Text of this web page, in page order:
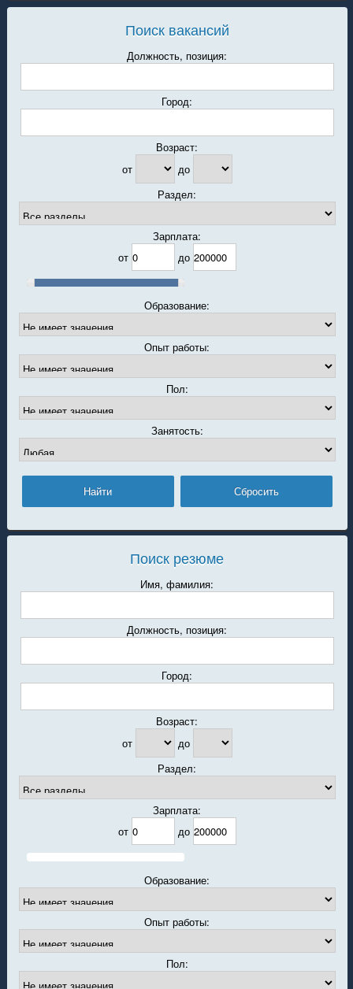
Поиск вакансий
Должность, позиция:
Город:
Возраст:
от
до
Раздел:
Зарплата:
от
до
Образование:
Опыт работы:
Пол:
Занятость:
Поиск резюме
Имя, фамилия:
Должность, позиция:
Город:
Возраст:
от
до
Раздел:
Зарплата:
от
до
Образование:
Опыт работы:
Пол: